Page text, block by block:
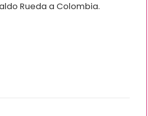
Rueda a Colombia.